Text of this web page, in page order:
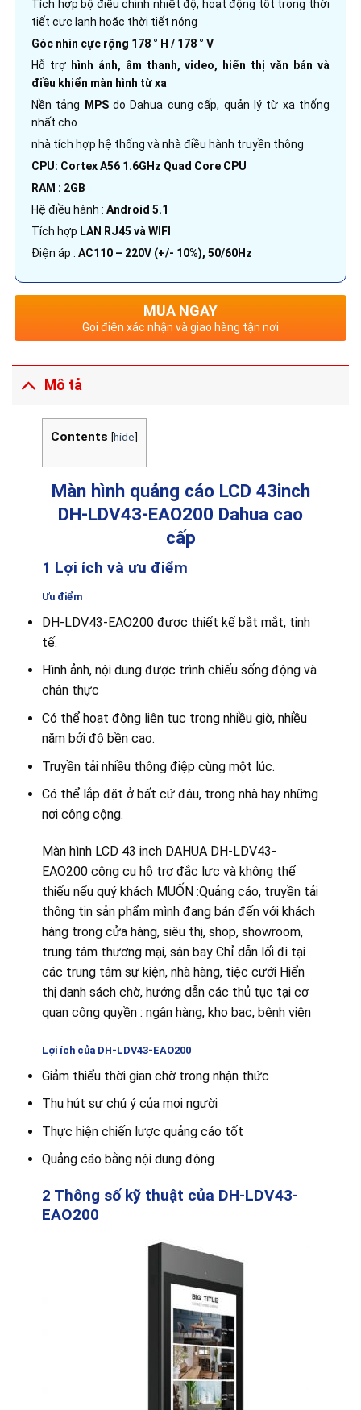
Tích hợp bộ điều chỉnh nhiệt độ, hoạt động tốt trong thời
tiết cực lạnh hoặc thời tiết nóng
Góc nhìn cực rộng 178 ° H / 178 ° V
Hỗ trợ hình ảnh, âm thanh, video, hiển thị văn bản và
điều khiển màn hình từ xa
Nền tảng
MPSdo Dahua cung cấp, quản lý từ xa thống
nhất cho
nhà tích hợp hệ thống và nhà điều hành truyền thông
CPU: Cortex A56 1.6GHz Quad Core CPU
RAM : 2GB
Hệ điều hành : Android 5.1
Tích hợp LAN RJ45 và WIFI
Điện áp : AC110 – 220V (+/- 10%), 50/60Hz
MUA NGAY
Gọi điện xác nhận và giao hàng tận nơi
Mô tả
Contents [hide]
Màn hình quảng cáo LCD 43inch
DH-LDV43-EAO200 Dahua cao
cấp
1 Lợi ích và ưu điểm
Ưu điểm
DH-LDV43-EAO200 được thiết kế bắt mắt, tinh
tế.
Hình ảnh, nội dung được trình chiếu sống động và
chân thực
Có thể hoạt động liên tục trong nhiều giờ, nhiều
năm bởi độ bền cao.
Truyền tải nhiều thông điệp cùng một lúc.
Có thể lắp đặt ở bất cứ đâu, trong nhà hay những
nơi công cộng.
Màn hình LCD 43 inch DAHUA DH-LDV43-
EAO200 công cụ hỗ trợ đắc lực và không thể
thiếu nếu quý khách MUỐN :Quảng cáo, truyền tải
thông tin sản phẩm mình đang bán đến với khách
hàng trong cửa hàng, siêu thị, shop, showroom,
trung tâm thương mại, sân bay Chỉ dẫn lối đi tại
các trung tâm sự kiện, nhà hàng, tiệc cưới Hiển
thị danh sách chờ, hướng dẫn các thủ tục tại cơ
quan công quyền : ngân hàng, kho bạc, bệnh viện
Lợi ích của DH-LDV43-EAO200
Giảm thiểu thời gian chờ trong nhận thức
Thu hút sự chú ý của mọi người
Thực hiện chiến lược quảng cáo tốt
Quảng cáo bằng nội dung động
2 Thông số kỹ thuật của DH-LDV43-
EAO200